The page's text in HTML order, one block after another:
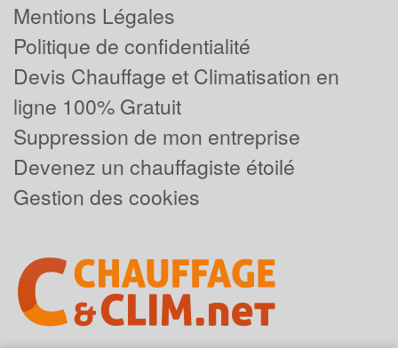
Mentions Légales
Politique de confidentialité
Devis Chauffage et Climatisation en
ligne 100% Gratuit
Suppression de mon entreprise
Devenez un chauffagiste étoilé
Gestion des cookies